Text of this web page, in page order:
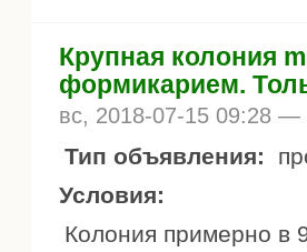
Крупная колония
формикарием.
вс, 2018-07-15 09:28 —
Тип объявления:
Условия:
Колония примерно в